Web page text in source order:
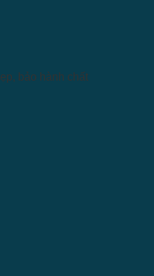
bảo hành chất